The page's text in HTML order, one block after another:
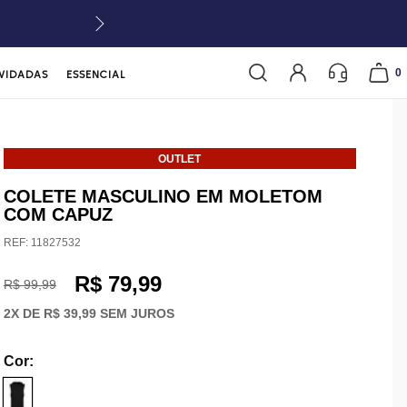
ESSENCIAL 0
OUTLET
COLETE MASCULINO EM MOLETOM
COM CAPUZ
REF: 11827532
R$ 99,99 R$ 79,99
2X DE R$ 39,99SEM JUROS
Cor: